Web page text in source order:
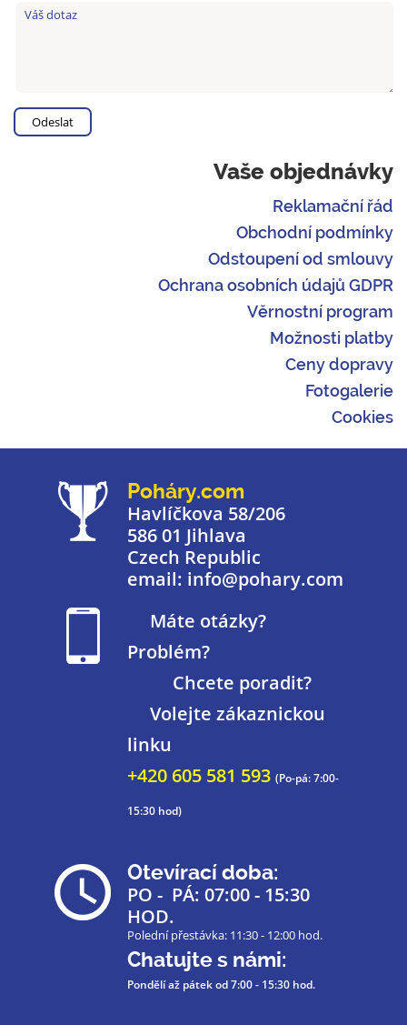
Vaše objednávky
Reklamační řád
Obchodní podmínky
Odstoupení od smlouvy
Ochrana osobních údajů GDPR
Věrnostní program
Možnosti platby
Ceny dopravy
Fotogalerie
Cookies
Poháry.com
Havlíčkova 58/206
586 01 Jihlava
Czech Republic
email: info@pohary.com
Máte otázky?
Problém?
Chcete poradit?
Volejte zákaznickou
linku
+420 605 581 593 (Po-pá: 7:00-
15:30 hod)
Otevírací doba:
PO - PÁ: 07:00 - 15:30
HOD.
Polední přestávka: 11:30 - 12:00 hod.
Chatujte s námi:
Pondělí až pátekod 7:00 - 15:30 hod.